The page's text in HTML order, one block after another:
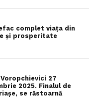
complet viața din
și prosperitate
27
2025. Finalul de
se răstoarnă